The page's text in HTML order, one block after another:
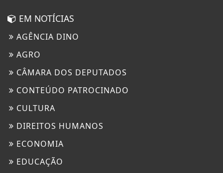
EM NOTÍCIAS
AGÊNCIA DINO
AGRO
CÂMARA DOS DEPUTADOS
CONTEÚDO PATROCINADO
CULTURA
DIREITOS HUMANOS
ECONOMIA
EDUCAÇÃO